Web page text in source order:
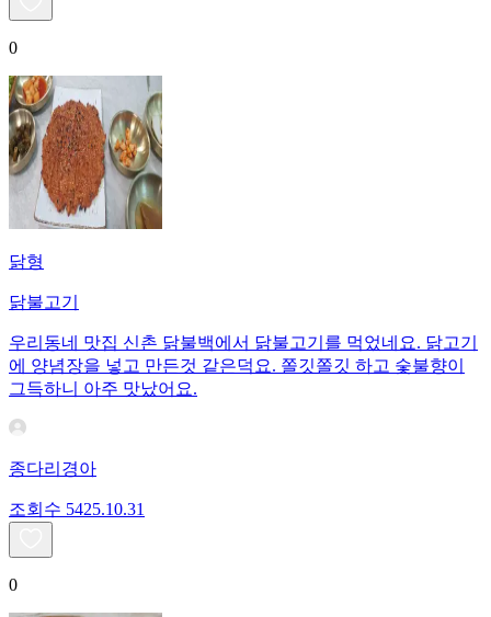
0
닭형
닭불고기
우리동네 맛집 신촌 닭불백에서 닭불고기를 먹었네요. 닭고기
에 양념장을 넣고 만든것 같은덕요. 쫄깃쫄깃 하고 숯불향이
그득하니 아주 맛났어요.
종다리경아
조회수 5425.10.31
0